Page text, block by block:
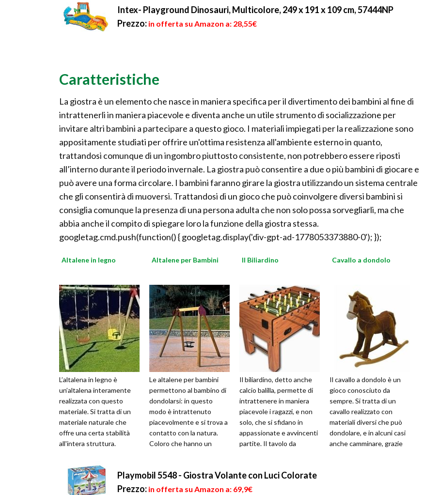
Intex- Playground Dinosauri, Multicolore, 249 x 191 x 109 cm, 57444NP
Prezzo: in offerta su Amazon a: 28,55€
Caratteristiche
La giostra è un elemento che nasce in maniera specifica per il divertimento dei bambini al fine di
intrattenerli in maniera piacevole e diventa anche un utile strumento di socializzazione per
invitare altri bambini a partecipare a questo gioco. I materiali impiegati per la realizzazione sono
appositamente studiati per offrire un'ottima resistenza all'ambiente esterno in quanto,
trattandosi comunque di un ingombro piuttosto consistente, non potrebbero essere riposti
all’interno durante il periodo invernale. La giostra può consentire a due o più bambini di giocare e
può avere una forma circolare. I bambini faranno girare la giostra utilizzando un sistema centrale
che gli consentirà di muoversi. Trattandosi di un gioco che può coinvolgere diversi bambini si
consiglia comunque la presenza di una persona adulta che non solo possa sorvegliarli, ma che
abbia anche il compito di spiegare loro la funzione della giostra stessa.
googletag.cmd.push(function() { googletag.display('div-gpt-ad-1778053373880-0'); });
Altalene in legno
L’altalena in legno è
un’altalena interamente
realizzata con questo
materiale. Si tratta di un
materiale naturale che
offre una certa stabilità
all'intera struttura.
all’altalena...
Altalene per Bambini
Le altalene per bambini
permettono al bambino di
dondolarsi: in questo
modo è intrattenuto
piacevolmente e si trova a
contatto con la natura.
Coloro che hanno un
Il Biliardino
Il biliardino, detto anche
calcio balilla, permette di
intrattenere in maniera
piacevole i ragazzi, e non
solo, che si sfidano in
appassionate e avvincenti
partite. Il tavolo da
Cavallo a dondolo
Il cavallo a dondolo è un
gioco conosciuto da
sempre. Si tratta di un
cavallo realizzato con
materiali diversi che può
dondolare, e in alcuni casi
anche camminare, grazie
Playmobil 5548 - Giostra Volante con Luci Colorate
Prezzo: in offerta su Amazon a: 69,9€